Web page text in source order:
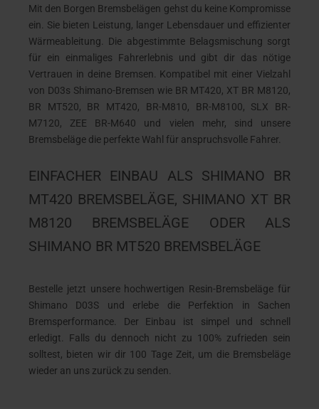
Mit den Borgen Bremsbelägen gehst du keine Kompromisse
ein. Sie bieten Leistung, langer Lebensdauer und effizienter
Wärmeableitung. Die abgestimmte Belagsmischung sorgt
für ein einmaliges Fahrerlebnis und gibt dir das nötige
Vertrauen in deine Bremsen. Kompatibel mit einer Vielzahl
von D03s Shimano-Bremsen wie BR MT420, XT BR M8120,
BR MT520, BR MT420, BR-M810, BR-M8100, SLX BR-
M7120, ZEE BR-M640 und vielen mehr, sind unsere
Bremsbeläge die perfekte Wahl für anspruchsvolle Fahrer.
EINFACHER EINBAU ALS SHIMANO BR
MT420 BREMSBELÄGE, SHIMANO XT BR
M8120 BREMSBELÄGE ODER ALS
SHIMANO BR MT520 BREMSBELÄGE
Bestelle jetzt unsere hochwertigen Resin-Bremsbeläge für
Shimano D03S und erlebe die Perfektion in Sachen
Bremsperformance. Der Einbau ist simpel und schnell
erledigt. Falls du dennoch nicht zu 100% zufrieden sein
solltest, bieten wir dir 100 Tage Zeit, um die Bremsbeläge
wieder an uns zurück zu senden.